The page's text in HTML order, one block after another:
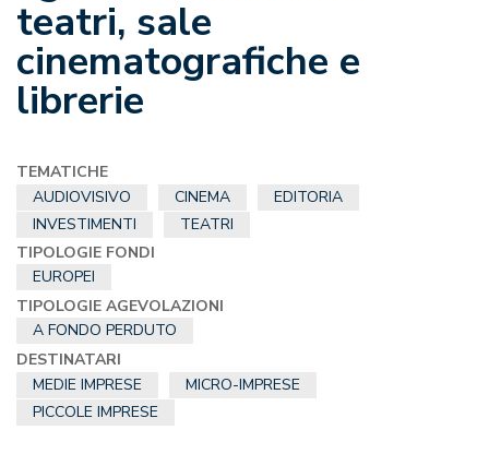
teatri, sale
cinematografiche e
librerie
TEMATICHE
AUDIOVISIVO
CINEMA
EDITORIA
INVESTIMENTI
TEATRI
TIPOLOGIE FONDI
EUROPEI
TIPOLOGIE AGEVOLAZIONI
A FONDO PERDUTO
DESTINATARI
MEDIE IMPRESE
MICRO-IMPRESE
PICCOLE IMPRESE